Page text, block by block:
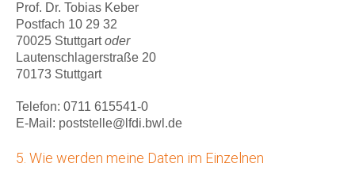
Prof. Dr. Tobias Keber
Postfach 10 29 32
70025 Stuttgartoder
Lautenschlagerstraße 20
70173 Stuttgart
Telefon: 0711 615541-0
E-Mail: poststelle@lfdi.bwl.de
5. Wie werden meine Daten im Einzelnen